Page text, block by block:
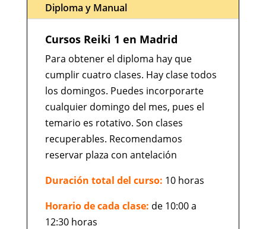
Diploma y Manual
Cursos Reiki 1 en Madrid
Para obtener el diploma hay que
cumplir cuatro clases. Hay clase todos
los domingos. Puedes incorporarte
cualquier domingo del mes, pues el
temario es rotativo. Son clases
recuperables. Recomendamos
reservar plaza con antelación
Duración total del curso: 10 horas
Horario de cada clase: de 10:00 a
12:30 horas